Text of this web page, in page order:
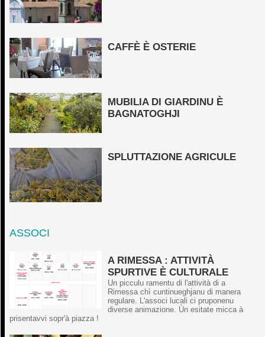
CAFFÈ È OSTERIE
MUBILIA DI GIARDINU È
BAGNATOGHJI
SPLUTTAZIONE AGRICULE
ASSOCI
A RIMESSA : ATTIVITÀ
SPURTIVE È CULTURALE
Un picculu ramentu di l'attività di a
Rimessa chì cuntinueghjanu di manera
regulare. L'associ lucali ci pruponenu
diverse animazione. Ùn esitate micca à
prisentavvi sopr'à piazza !